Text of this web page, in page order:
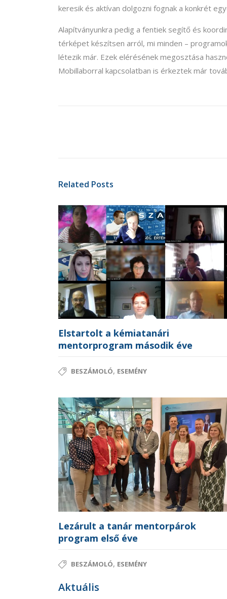
keresik és aktívan dolgozni fognak a konkrét
Alapítványunkra pedig a fentiek segítő és
térképet készítsen arról, mi minden –
létezik már. Ezek elérésének megosztása
Mobillaborral kapcsolatban is érkeztek már
Related Posts
Elstartolt a kémiatanári
mentorprogram második éve
BESZÁMOLÓ, ESEMÉNY
Lezárult a tanár mentorpárok
program első éve
BESZÁMOLÓ, ESEMÉNY
Aktuális